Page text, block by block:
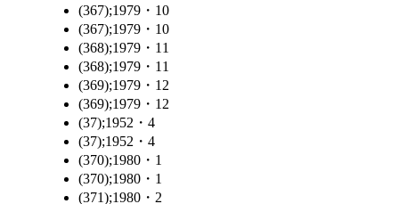
(367);1979・10
(367);1979・10
(368);1979・11
(368);1979・11
(369);1979・12
(369);1979・12
(37);1952・4
(37);1952・4
(370);1980・1
(370);1980・1
(371);1980・2